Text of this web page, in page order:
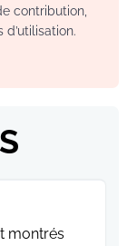
contribution,
montrés